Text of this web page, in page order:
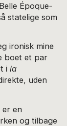
Époque-
statelige som
ironisk mine
boet et par
ila
uden
er en
og tilbage